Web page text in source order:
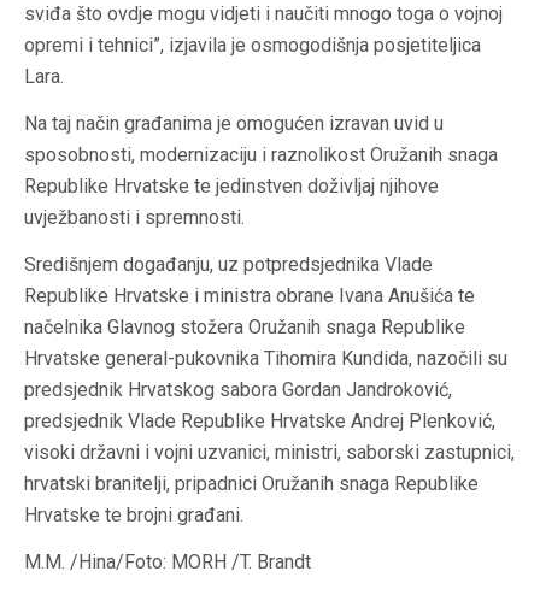
sviđa što ovdje mogu vidjeti i naučiti mnogo toga o vojnoj
opremi i tehnici”, izjavila je osmogodišnja posjetiteljica
Lara.
Na taj način građanima je omogućen izravan uvid u
sposobnosti, modernizaciju i raznolikost Oružanih snaga
Republike Hrvatske te jedinstven doživljaj njihove
uvježbanosti i spremnosti.
Središnjem događanju, uz potpredsjednika Vlade
Republike Hrvatske i ministra obrane Ivana Anušića te
načelnika Glavnog stožera Oružanih snaga Republike
Hrvatske general-pukovnika Tihomira Kundida, nazočili su
predsjednik Hrvatskog sabora Gordan Jandroković,
predsjednik Vlade Republike Hrvatske Andrej Plenković,
visoki državni i vojni uzvanici, ministri, saborski zastupnici,
hrvatski branitelji, pripadnici Oružanih snaga Republike
Hrvatske te brojni građani.
M.M. /Hina/Foto: MORH /T. Brandt